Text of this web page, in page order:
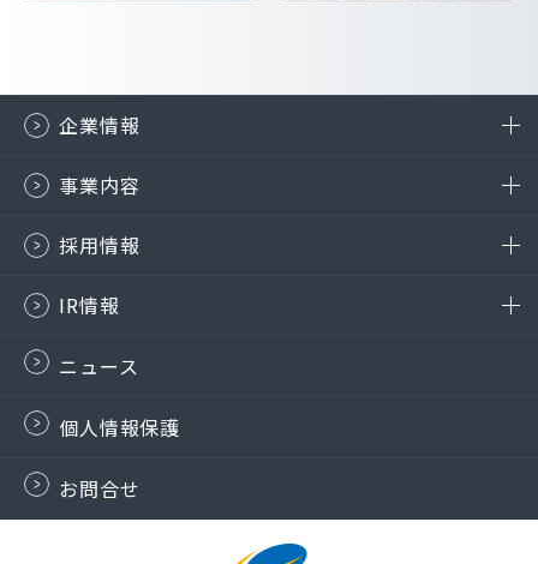
企業情報
事業内容
採用情報
IR情報
ニュース
個人情報保護
お問合せ